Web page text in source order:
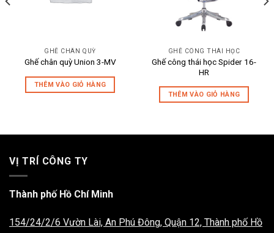
GHẾ CHÂN QUỲ
Ghế chân quỳ Union 3-MV
THÊM VÀO GIỎ HÀNG
GHẾ CÔNG THÁI HỌC
Ghế công thái học Spider 16-
HR
THÊM VÀO GIỎ HÀNG
VỊ TRÍ CÔNG TY
Thành phố Hồ Chí Minh
154/24/2/6 Vườn Lài, An Phú Đông, Quận 12, Thành phố Hồ